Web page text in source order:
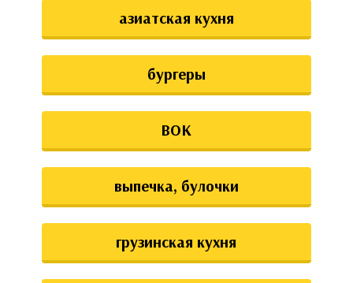
азиатская кухня
бургеры
ВОК
выпечка, булочки
грузинская кухня